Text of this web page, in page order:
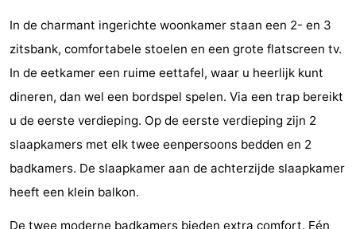
Speeltuinen
-
Bowlen
-
Minigolfbanen
Wellness
centra
Dorpen
In de charmant ingerichte woonkamer staan een 2- en 3
zitsbank, comfortabele stoelen en een grote flatscreen tv.
In de eetkamer een ruime eettafel, waar u heerlijk kunt
dineren, dan wel een bordspel spelen. Via een trap bereikt
u de eerste verdieping. Op de eerste verdieping zijn 2
slaapkamers met elk twee eenpersoons bedden en 2
badkamers. De slaapkamer aan de achterzijde slaapkamer
heeft een klein balkon.
De twee moderne badkamers bieden extra comfort. Eén